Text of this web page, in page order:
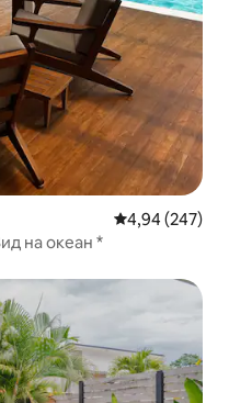
Середня
4,94 (247)
на океан *